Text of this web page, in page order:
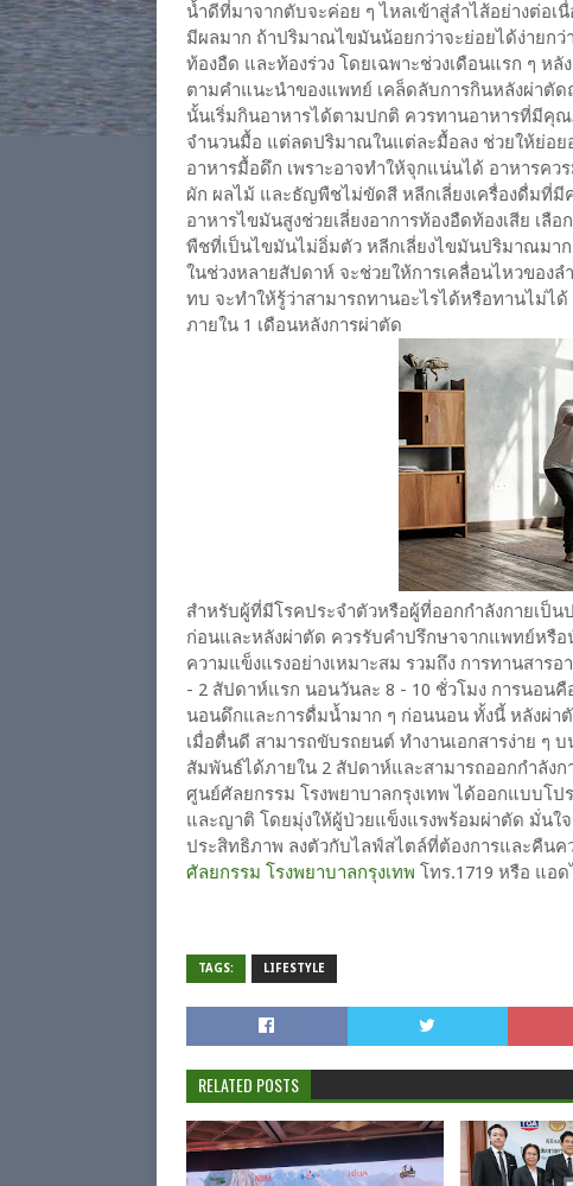
น้ำดีที่มาจากตับจะค่อย ๆ ไหลเข้าสู่ลำไส้อย่างต่อ
มีผลมาก ถ้าปริมาณไขมันน้อยกว่าจะย่อยได้ง่ายก
ท้องอืด และท้องร่วง โดยเฉพาะช่วงเดือนแรก ๆ ห
ตามคำแนะนำของแพทย์ เคล็ดลับการกินหลังผ่าตั
นั้นเริ่มกินอาหารได้ตามปกติ ควรทานอาหารที่มีคุ
จำนวนมื้อ แต่ลดปริมาณในแต่ละมื้อลง ช่วยให้ย่อ
อาหารมื้อดึก เพราะอาจทำให้จุกแน่นได้ อาหารค
ผัก ผลไม้ และธัญพืชไม่ขัดสี หลีกเลี่ยงเครื่องดื่มที่
อาหารไขมันสูงช่วยเลี่ยงอาการท้องอืดท้องเสีย เ
พืชที่เป็นไขมันไม่อิ่มตัว หลีกเลี่ยงไขมันปริมาณมาก
ในช่วงหลายสัปดาห์ จะช่วยให้การเคลื่อนไหวของ
ทบ จะทำให้รู้ว่าสามารถทานอะไรได้หรือทานไม่
ภายใน 1 เดือนหลังการผ่าตัด
สำหรับผู้ที่มีโรคประจำตัวหรือผู้ที่ออกกำลังกายเป็
ก่อนและหลังผ่าตัด ควรรับคำปรึกษาจากแพทย์หรือ
ความแข็งแรงอย่างเหมาะสม รวมถึง การทานสาร
- 2 สัปดาห์แรก นอนวันละ 8 - 10 ชั่วโมง การนอน
นอนดึกและการดื่มน้ำมาก ๆ ก่อนนอน ทั้งนี้ หลังผ่า
เมื่อตื่นดี สามารถขับรถยนต์ ทำงานเอกสารง่าย ๆ
สัมพันธ์ได้ภายใน 2 สัปดาห์และสามารถออกกำลัง
ศูนย์ศัลยกรรม โรงพยาบาลกรุงเทพ ได้ออกแบบโ
และญาติ โดยมุ่งให้ผู้ป่วยแข็งแรงพร้อมผ่าตัด มั่นใ
ประสิทธิภาพ ลงตัวกับไลฟ์สไตล์ที่ต้องการและคืนค
ศัลยกรรม โรงพยาบาลกรุงเทพ โทร.1719 หรือ แอ
TAGS: LIFESTYLE
RELATED POSTS